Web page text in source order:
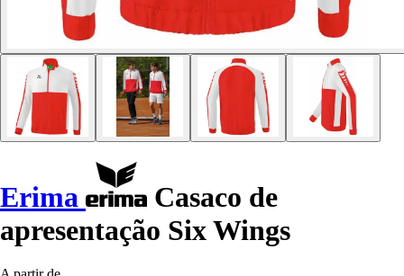
Erima
Casaco de
apresentação Six Wings